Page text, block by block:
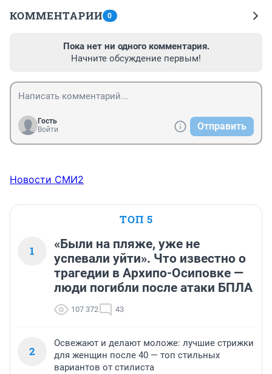
КОММЕНТАРИИ 0
Пока нет ни одного комментария.
Начните обсуждение первым!
Гость
Войти
Отправить
Новости СМИ2
ТОП 5
1
«Были на пляже, уже не
успевали уйти». Что известно о
трагедии в Архипо-Осиповке —
люди погибли после атаки БПЛА
107 372 43
2
Освежают и делают моложе: лучшие стрижки
для женщин после 40 — топ стильных
вариантов от стилиста